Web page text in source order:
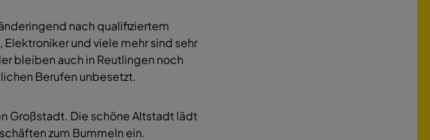
nach qualifiziertem
, Elektroniker und viele mehr sind sehr
bleiben auch in Reutlingen noch
Berufen unbesetzt.
Großstadt. Die schöne Altstadt lädt
zum Bummeln ein.